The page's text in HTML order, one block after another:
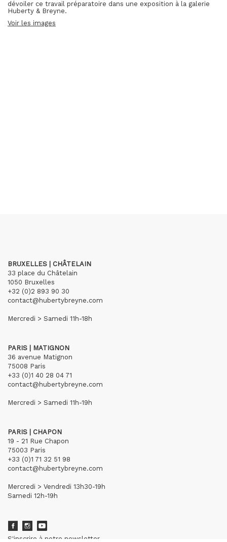
dévoiler ce travail préparatoire dans une exposition à la galerie
Huberty & Breyne.
Voir les images
BRUXELLES | CHÂTELAIN
33 place du Châtelain
1050 Bruxelles
+32 (0)2 893 90 30
contact@hubertybreyne.com
Mercredi > Samedi 11h-18h
PARIS | MATIGNON
36 avenue Matignon
75008 Paris
+33 (0)1 40 28 04 71
contact@hubertybreyne.com
Mercredi > Samedi 11h-19h
PARIS | CHAPON
19 - 21 Rue Chapon
75003 Paris
+33 (0)1 71 32 51 98
contact@hubertybreyne.com
Mercredi > Vendredi 13h30-19h
Samedi 12h-19h
S'inscrire à notre newsletter